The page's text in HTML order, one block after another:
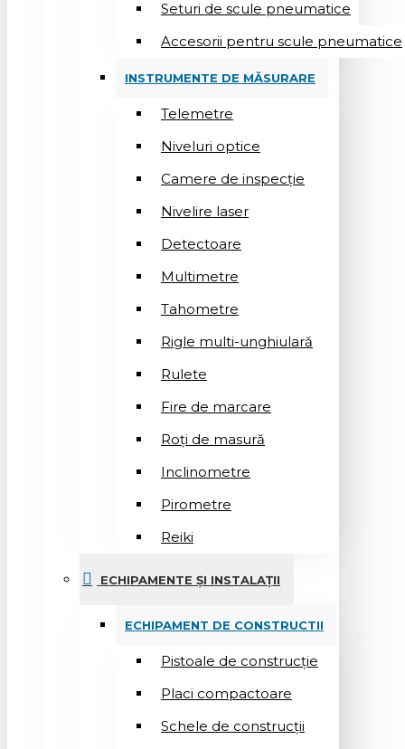
Seturi de scule pneumatice
Accesorii pentru scule pneumatice
INSTRUMENTE DE MĂSURARE
Telemetre
Niveluri optice
Camere de inspecție
Nivelire laser
Detectoare
Multimetre
Tahometre
Rigle multi-unghiulară
Rulete
Fire de marcare
Roți de masură
Inclinometre
Pirometre
Reiki
ECHIPAMENTE ȘI INSTALAȚII
ECHIPAMENT DE CONSTRUCTII
Pistoale de construcție
Placi compactoare
Schele de construcții